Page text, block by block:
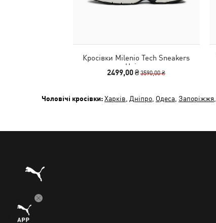
Кросівки Milenio Tech Sneakers
Unisex
2499,00 ₴3590,00 ₴
Чоловічі кросівки:Харків Дніпро Одеса Запоріжжя